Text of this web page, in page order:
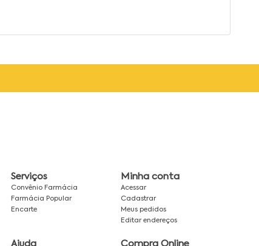
Serviços
Convênio Farmácia
Farmácia Popular
Encarte
Minha conta
Acessar
Cadastrar
Meus pedidos
Editar endereços
Ajuda Compra Online